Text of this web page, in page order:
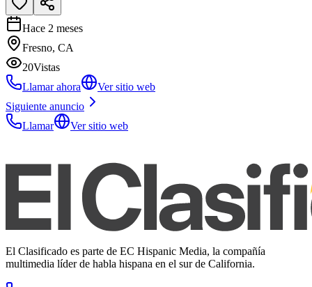
Hace 2 meses
Fresno, CA
20Vistas
Llamar ahora
Ver sitio web
Siguiente anuncio
Llamar
Ver sitio web
El Clasificado es parte de EC Hispanic Media, la compañía
multimedia líder de habla hispana en el sur de California.